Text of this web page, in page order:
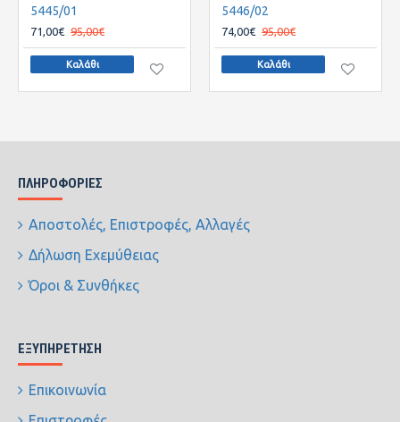
5445/01
71,00€ 95,00€
Καλάθι
5446/02
74,00€ 95,00€
Καλάθι
ΠΛΗΡΟΦΟΡΊΕΣ
Αποστολές, Επιστροφές, Αλλαγές
Δήλωση Εχεμύθειας
Όροι & Συνθήκες
ΕΞΥΠΗΡΈΤΗΣΗ
Επικοινωνία